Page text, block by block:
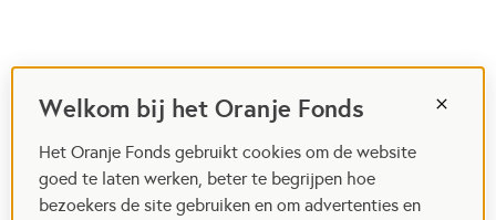
Welkom bij het Oranje Fonds
Het Oranje Fonds gebruikt cookies om de website
goed te laten werken, beter te begrijpen hoe
bezoekers de site gebruiken en om advertenties en